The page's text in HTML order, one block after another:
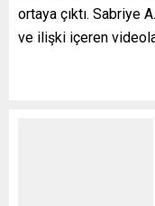
ortaya çıktı. Sabriye
ve ilişki içeren